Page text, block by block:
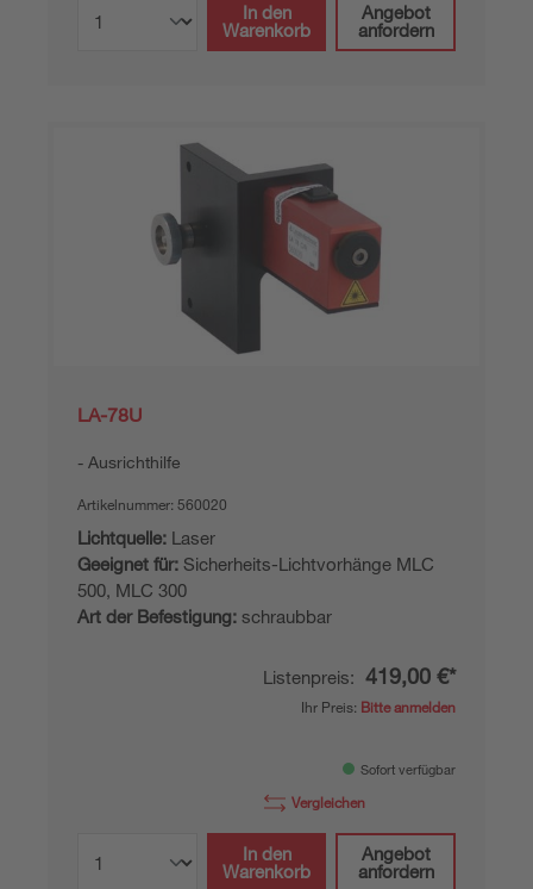
In den
Warenkorb
Angebot
anfordern
LA-78U
Ausrichthilfe
Artikelnummer: 560020
Lichtquelle: Laser
Geeignet für: Sicherheits-Lichtvorhänge MLC
500, MLC 300
Art der Befestigung: schraubbar
Listenpreis: 419,00 €*
Ihr Preis: Bitte anmelden
Sofort verfügbar
Vergleichen
In den
Warenkorb
Angebot
anfordern